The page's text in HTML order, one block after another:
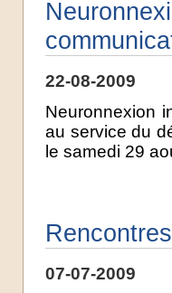
22-08-2009
Neuronnexion
au service du
le samedi 29
07-07-2009